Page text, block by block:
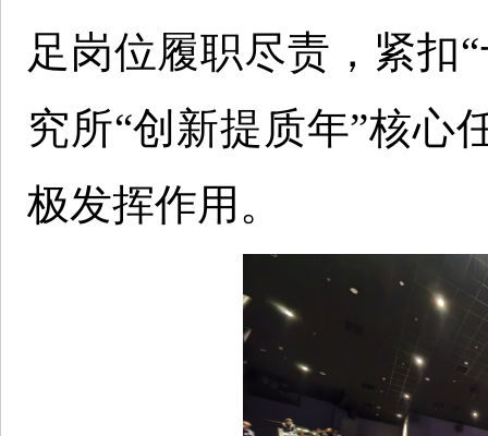
足岗位履职尽责，紧扣
究所“创新提质年”核心
极发挥作用。